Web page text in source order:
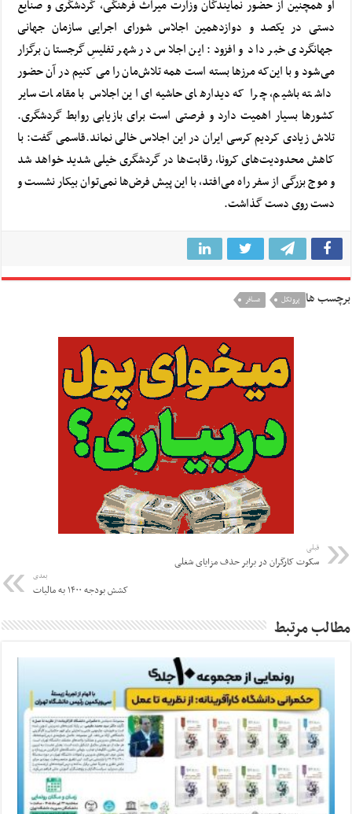
او همچنین از حضور نمایندگان وزارت میراث فرهنگی، گردشگری و صنایع
دستی در یکصد و دوازدهمین اجلاس شورای اجرایی سازمان جهانی
جهانگردی خبر داد و افزود: این اجلاس در شهر تفلیسِ گرجستان برگزار
می‌شود و با این‌که مرزها بسته است همه تلاش‌مان را می کنیم در آن حضور
داشته باشیم، چرا که دیدارهای حاشیه‌ای این اجلاس با مقامات سایر
کشورها بسیار اهمیت دارد و فرصتی است برای بازیابی روابط گردشگری.
تلاش زیادی کردیم کرسی ایران در این اجلاس خالی نماند.قاسمی گفت: با
کاهش محدودیت‌های کرونا، رقابت‌ها در گردشگری خیلی شدید خواهد شد
و موج بزرگی از سفر راه می‌افتد، با این پیش فرض‌ها نمی‌توان بیکار نشست و
دست روی دست گذاشت.
برچسب ها پروتکل مسافر
قبلی
سکوت کارگران در برابر حذف مزایای شغلی
بعدی
کشش بودجه ۱۴۰۰ به مالیات
مطالب مرتبط